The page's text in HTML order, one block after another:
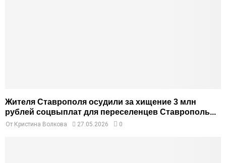
Жителя Ставрополя осудили за хищение 3 млн
рублей соцвыплат для переселенцев Ставрополь...
От Кристина Волкова 27.05.2026 0